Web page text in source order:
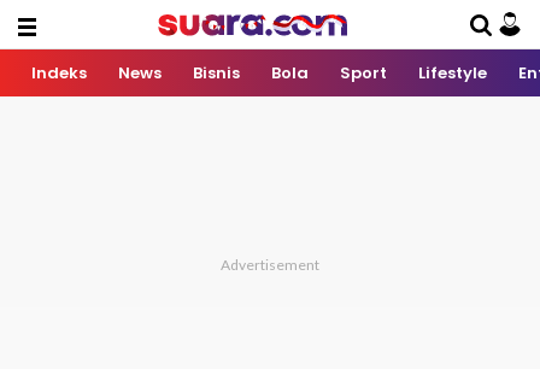
Indeks News Bisnis Bola Sport Lifestyle